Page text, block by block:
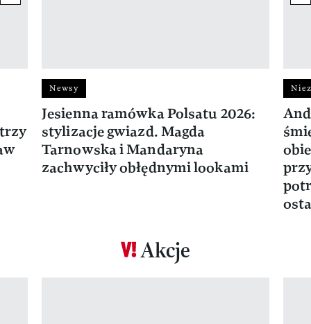
Newsy
Jesienna ramówka Polsatu 2026:
stylizacje gwiazd. Magda
Tarnowska i Mandaryna
zachwyciły obłędnymi lookami
Akcje